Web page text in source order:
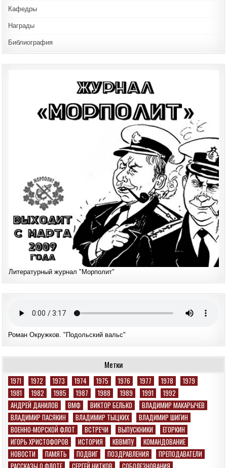
Кафедры
Награды
Библиография
Литературный журнал "Морполит"
Роман Окружков. "Подольский вальс"
Метки
1971 1972 1973 1974 1975 1976 1977 1978
1979
1981
1982 1985 1987 1988 1989 1991
1992
АНДРЕЙ ДАНИЛОВ
ВМФ ВИКТОР БЕЛЬКО
ВЛАДИМИР МАКАРЫЧЕВ
ВЛАДИМИР ПАСЯКИН
ВЛАДИМИР ТЫЦКИХ
ВЛАДИМИР ШИГИН
ВОЕННО-МОРСКОЙ ФЛОТ
ВСТРЕЧИ ВЫПУСКНИКИ
ЕГОРКИН
ИГОРЬ ХРИСТОФОРОВ
ИСТОРИЯ КВВМПУ
КОМАНДОВАНИЕ
НОВОСТИ
ПАМЯТЬ ПОДВИГ ПОЗДРАВЛЕНИЯ
ПРЕПОДАВАТЕЛИ
РАССКАЗЫ О ФЛОТЕ
СЕРГЕЙ НИТКОВ СОБОЛЕЗНОВАНИЯ